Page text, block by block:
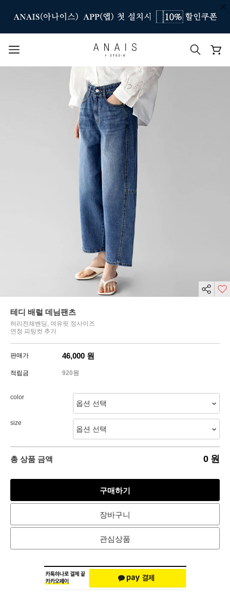
인기 검색어
#신상7%할인 #아나이스 제작
#당일발송 #BEST OF BEST
테디 배럴 데님팬츠
허리전체밴딩, 여유핏 정사이즈
연청 피팅컷 추가
판매가 46,000 원
적립금 920원
color
size
총 상품 금액 0 원
구매하기
장바구니
관심상품